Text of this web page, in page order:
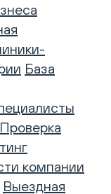
База
Проверка
компании
Выездная